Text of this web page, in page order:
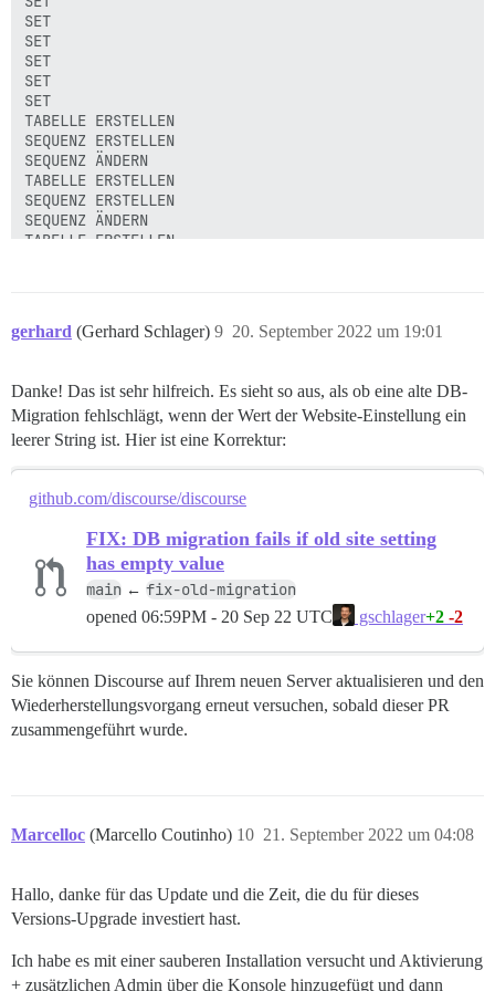
gerhard (Gerhard Schlager) 20. September 2022 um 19:01
9
Danke! Das ist sehr hilfreich. Es sieht so aus, als ob eine alte DB-
Migration fehlschlägt, wenn der Wert der Website-Einstellung ein
leerer String ist. Hier ist eine Korrektur:
github.com/discourse/discourse
FIX: DB migration fails if old site setting
has empty value
main ← fix-old-migration
opened 06:59PM - 20 Sep 22 UTC gschlager+2 -2
Sie können Discourse auf Ihrem neuen Server aktualisieren und den
Wiederherstellungsvorgang erneut versuchen, sobald dieser PR
zusammengeführt wurde.
Marcelloc (Marcello Coutinho) 21. September 2022 um 04:08
10
Hallo, danke für das Update und die Zeit, die du für dieses
Versions-Upgrade investiert hast.
Ich habe es mit einer sauberen Installation versucht und Aktivierung
+ zusätzlichen Admin über die Konsole hinzugefügt und dann